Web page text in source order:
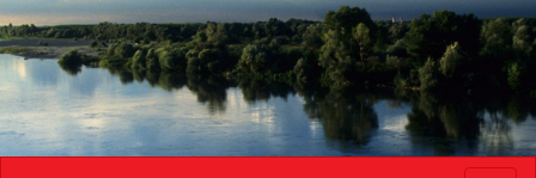
Salta
al
contenuto
principale